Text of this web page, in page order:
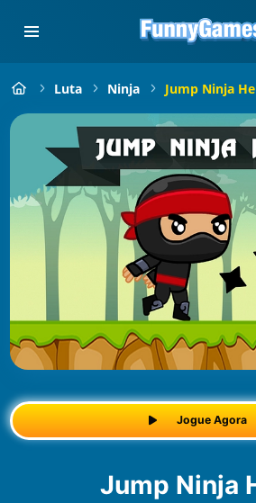
Luta Ninja Jump Ninja
Jogue Agora
Jump Ninja